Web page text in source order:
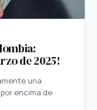
de 2025!
una
encima de